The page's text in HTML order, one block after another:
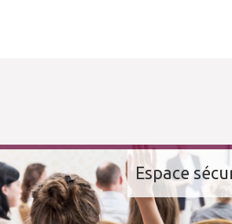
Espace